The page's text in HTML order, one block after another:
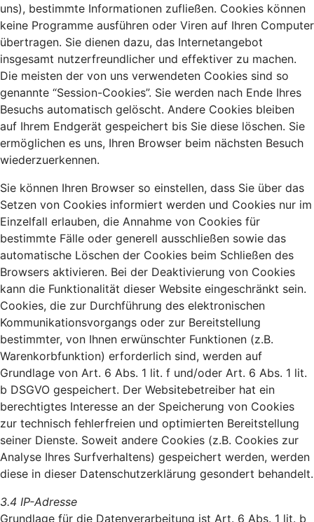
uns), bestimmte Informationen zufließen. Cookies können
keine Programme ausführen oder Viren auf Ihren Computer
übertragen. Sie dienen dazu, das Internetangebot
insgesamt nutzerfreundlicher und effektiver zu machen.
Die meisten der von uns verwendeten Cookies sind so
genannte “Session-Cookies”. Sie werden nach Ende Ihres
Besuchs automatisch gelöscht. Andere Cookies bleiben
auf Ihrem Endgerät gespeichert bis Sie diese löschen. Sie
ermöglichen es uns, Ihren Browser beim nächsten Besuch
wiederzuerkennen.
Sie können Ihren Browser so einstellen, dass Sie über das
Setzen von Cookies informiert werden und Cookies nur im
Einzelfall erlauben, die Annahme von Cookies für
bestimmte Fälle oder generell ausschließen sowie das
automatische Löschen der Cookies beim Schließen des
Browsers aktivieren. Bei der Deaktivierung von Cookies
kann die Funktionalität dieser Website eingeschränkt sein.
Cookies, die zur Durchführung des elektronischen
Kommunikationsvorgangs oder zur Bereitstellung
bestimmter, von Ihnen erwünschter Funktionen (z.B.
Warenkorbfunktion) erforderlich sind, werden auf
Grundlage von Art. 6 Abs. 1 lit. f und/oder Art. 6 Abs. 1 lit.
b DSGVO gespeichert. Der Websitebetreiber hat ein
berechtigtes Interesse an der Speicherung von Cookies
zur technisch fehlerfreien und optimierten Bereitstellung
seiner Dienste. Soweit andere Cookies (z.B. Cookies zur
Analyse Ihres Surfverhaltens) gespeichert werden, werden
diese in dieser Datenschutzerklärung gesondert behandelt.
3.4 IP-Adresse
Grundlage für die Datenverarbeitung ist Art. 6 Abs. 1 lit. b